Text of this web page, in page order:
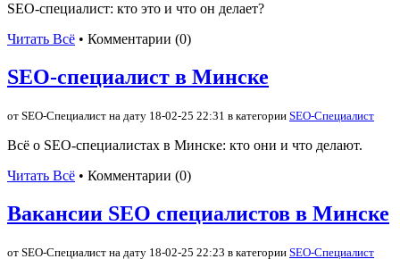
SEO-специалист: кто это и что он делает?
Читать Всё • Комментарии (0)
SEO-специалист в Минске
от SEO-Специалист на дату 18-02-25 22:31 в категории SEO-Специалист
Всё о SEO-специалистах в Минске: кто они и что делают.
Читать Всё • Комментарии (0)
Вакансии SEO специалистов в Минске
от SEO-Специалист на дату 18-02-25 22:23 в категории SEO-Специалист